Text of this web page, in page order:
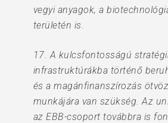
vegyi anyagok, a
területén is.
17. A kulcsfontosságú
infrastruktúrákba történő
és a magánfinanszírozás
munkájára van szükség. Az
az EBB-csoport továbbra is